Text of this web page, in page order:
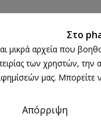
άμεση
κηλίδων.
Στο
μικρά αρχεία που
των χρηστών, την
μας. Μπορείτε
Απόρριψη